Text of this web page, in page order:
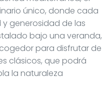
único, donde cada
generosidad de las
bajo una veranda,
para disfrutar de
clásicos, que podrá
la naturaleza